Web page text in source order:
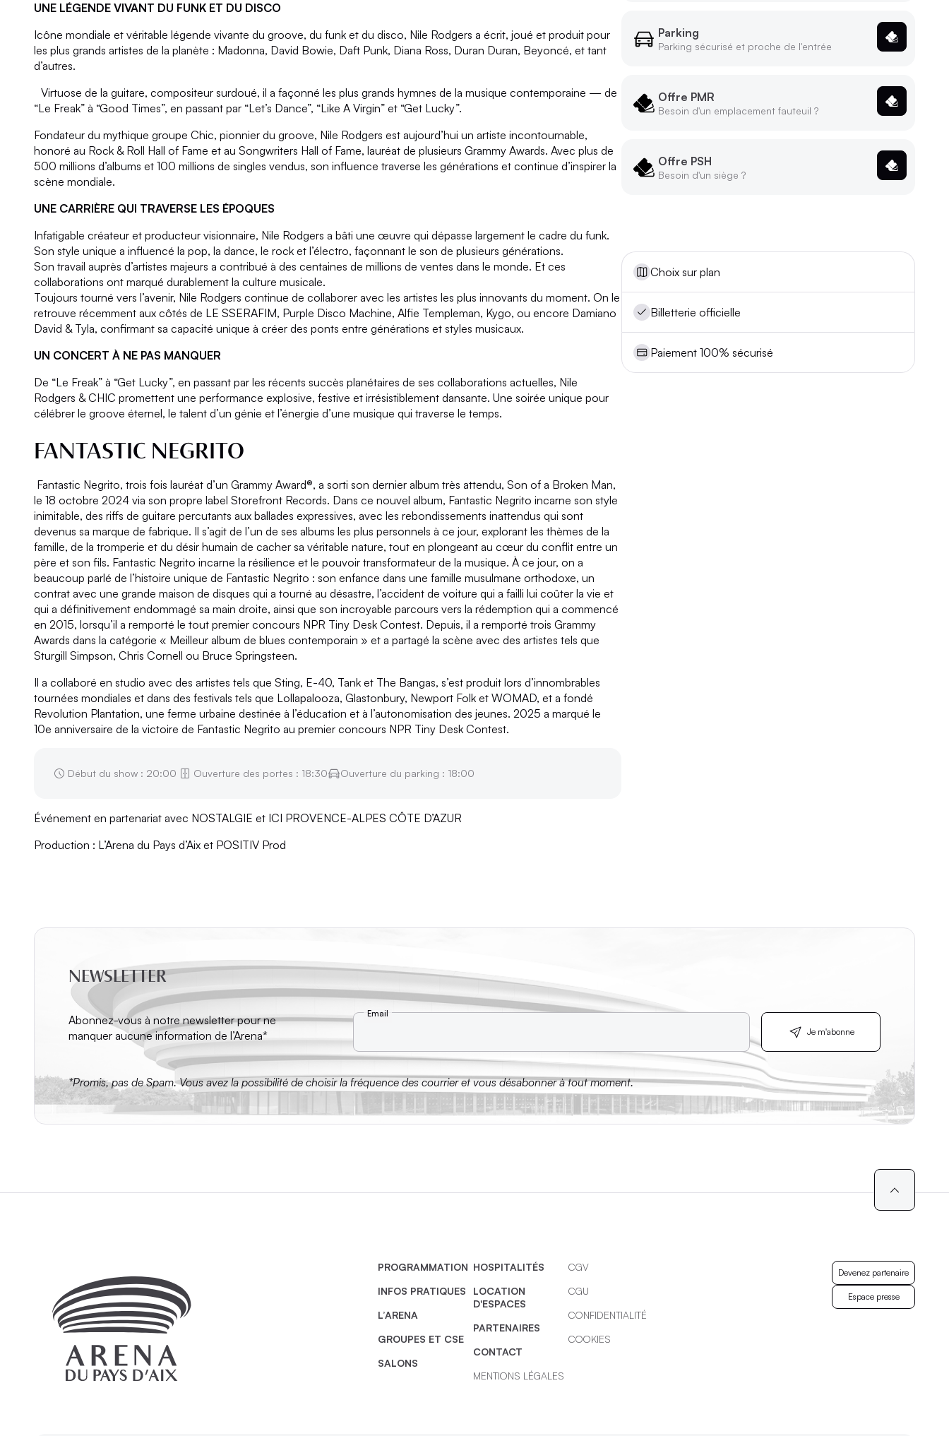
UNE LÉGENDE VIVANT DU FUNK ET DU DISCO
Icône mondiale et véritable légende vivante du groove, du funk et du disco, Nile Rodgers a écrit, joué et produit pour
les plus grands artistes de la planète : Madonna, David Bowie, Daft Punk, Diana Ross, Duran Duran, Beyoncé, et tant
d’autres.
Virtuose de la guitare, compositeur surdoué, il a façonné les plus grands hymnes de la musique contemporaine — de
“Le Freak” à “Good Times”, en passant par “Let’s Dance”, “Like A Virgin” et “Get Lucky”.
Fondateur du mythique groupe Chic, pionnier du groove, Nile Rodgers est aujourd’hui un artiste incontournable,
honoré au Rock & Roll Hall of Fame et au Songwriters Hall of Fame, lauréat de plusieurs Grammy Awards. Avec plus de
500 millions d’albums et 100 millions de singles vendus, son influence traverse les générations et continue d’inspirer la
scène mondiale.
UNE CARRIÈRE QUI TRAVERSE LES ÉPOQUES
Infatigable créateur et producteur visionnaire, Nile Rodgers a bâti une œuvre qui dépasse largement le cadre du funk.
Son style unique a influencé la pop, la dance, le rock et l’électro, façonnant le son de plusieurs générations.
Son travail auprès d’artistes majeurs a contribué à des centaines de millions de ventes dans le monde. Et ces
collaborations ont marqué durablement la culture musicale.
Toujours tourné vers l’avenir, Nile Rodgers continue de collaborer avec les artistes les plus innovants du moment. On le
retrouve récemment aux côtés de LE SSERAFIM, Purple Disco Machine, Alfie Templeman, Kygo, ou encore Damiano
David & Tyla, confirmant sa capacité unique à créer des ponts entre générations et styles musicaux.
UN CONCERT À NE PAS MANQUER
De “Le Freak” à “Get Lucky”, en passant par les récents succès planétaires de ses collaborations actuelles, Nile
Rodgers & CHIC promettent une performance explosive, festive et irrésistiblement dansante. Une soirée unique pour
célébrer le groove éternel, le talent d’un génie et l’énergie d’une musique qui traverse le temps.
FANTASTIC NEGRITO
Fantastic Negrito, trois fois lauréat d’un Grammy Award®️, a sorti son dernier album très attendu, Son of a Broken Man,
le 18 octobre 2024 via son propre label Storefront Records. Dans ce nouvel album, Fantastic Negrito incarne son style
inimitable, des riffs de guitare percutants aux ballades expressives, avec les rebondissements inattendus qui sont
devenus sa marque de fabrique. Il s’agit de l’un de ses albums les plus personnels à ce jour, explorant les thèmes de la
famille, de la tromperie et du désir humain de cacher sa véritable nature, tout en plongeant au cœur du conflit entre un
père et son fils. Fantastic Negrito incarne la résilience et le pouvoir transformateur de la musique. À ce jour, on a
beaucoup parlé de l’histoire unique de Fantastic Negrito : son enfance dans une famille musulmane orthodoxe, un
contrat avec une grande maison de disques qui a tourné au désastre, l’accident de voiture qui a failli lui coûter la vie et
qui a définitivement endommagé sa main droite, ainsi que son incroyable parcours vers la rédemption qui a commencé
en 2015, lorsqu’il a remporté le tout premier concours NPR Tiny Desk Contest. Depuis, il a remporté trois Grammy
Awards dans la catégorie « Meilleur album de blues contemporain » et a partagé la scène avec des artistes tels que
Sturgill Simpson, Chris Cornell ou Bruce Springsteen.
Il a collaboré en studio avec des artistes tels que Sting, E-40, Tank et The Bangas, s’est produit lors d’innombrables
tournées mondiales et dans des festivals tels que Lollapalooza, Glastonbury, Newport Folk et WOMAD, et a fondé
Revolution Plantation, une ferme urbaine destinée à l’éducation et à l’autonomisation des jeunes. 2025 a marqué le
10e anniversaire de la victoire de Fantastic Negrito au premier concours NPR Tiny Desk Contest.
Début du show : 20:00 Ouverture des portes : 18:30 Ouverture du parking : 18:00
Événement en partenariat avec NOSTALGIE et ICI PROVENCE-ALPES CÔTE D’AZUR
Production : L’Arena du Pays d’Aix et POSITIV Prod
Parking
Parking sécurisé et proche de l'entrée
Offre PMR
Besoin d'un emplacement fauteuil ?
Offre PSH
Besoin d'un siège ?
Choix sur plan
Billetterie officielle
Paiement 100% sécurisé
NEWSLETTER
Abonnez-vous à notre newsletter pour ne
manquer aucune information de l’Arena*
Email
Je m'abonne
*Promis, pas de Spam. Vous avez la possibilité de choisir la fréquence des courrier et vous désabonner à tout moment.
PROGRAMMATION
INFOS PRATIQUES
L’ARENA
GROUPES ET CSE
SALONS
HOSPITALITÉS
LOCATION
D'ESPACES
PARTENAIRES
CONTACT
MENTIONS LÉGALES
CGV
CGU
CONFIDENTIALITÉ
COOKIES
Devenez partenaire
Devenez partenaire
Espace presse